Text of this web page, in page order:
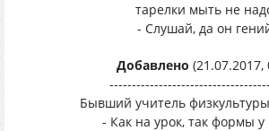
тарелки мыть не
- Слушай, да он
Добавлено (21.07.2017,
Бывший учитель
- Как на урок, так формы у